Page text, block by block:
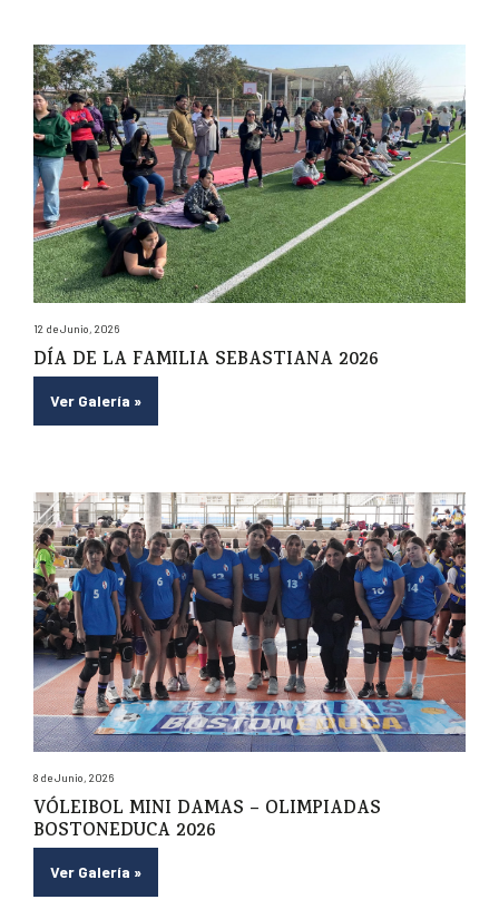
12 de Junio, 2026
DÍA DE LA FAMILIA SEBASTIANA 2026
Ver Galería »
8 de Junio, 2026
VÓLEIBOL MINI DAMAS – OLIMPIADAS
BOSTONEDUCA 2026
Ver Galería »